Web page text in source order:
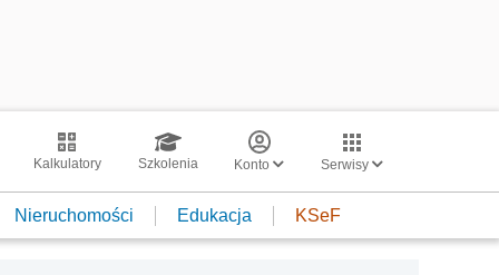
Kalkulatory Szkolenia Konto Serwisy
Nieruchomości Edukacja KSeF